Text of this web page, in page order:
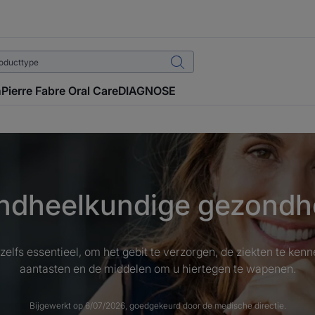
Pierre Fabre Oral CareDIAGNOSE
essentieel, om het gebit te verzorgen, de ziekten te
aantasten en de middelen om u hiertegen te wapenen.
Bijgewerkt op6/07/2026, goedgekeurd doorde medische directie